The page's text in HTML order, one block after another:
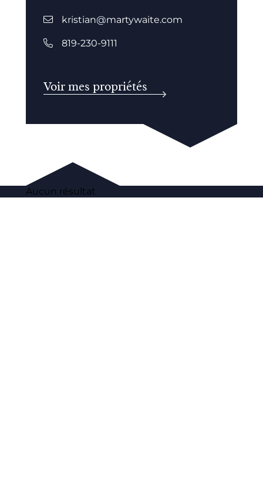
kristian@martywaite.com
819-230-9111
Voir mes propriétés
Aucun résultat